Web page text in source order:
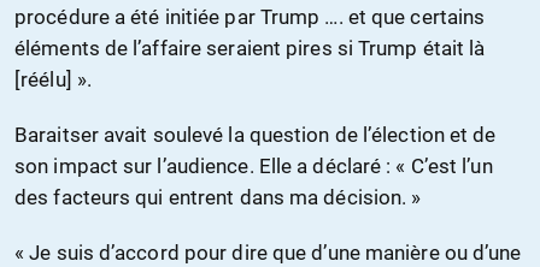
procédure a été initiée par Trump …. et que certains
éléments de l’affaire seraient pires si Trump était là
[réélu] ».
Baraitser avait soulevé la question de l’élection et de
son impact sur l’audience. Elle a déclaré : « C’est l’un
des facteurs qui entrent dans ma décision. »
« Je suis d’accord pour dire que d’une manière ou d’une